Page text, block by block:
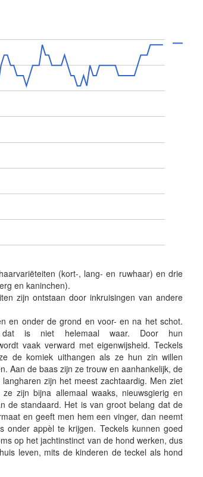
(kort-, lang- en ruwhaar) en drie
en kaninchen).
zijn ontstaan door inkruisingen van andere
en onder de grond en voor- en na het schot.
is niet helemaal waar. Door hun
vaak verward met eigenwijsheid. Teckels
de komiek uithangen als ze hun zin willen
Aan de baas zijn ze trouw en aanhankelijk, de
zijn het meest zachtaardig. Men ziet
zijn bijna allemaal waaks, nieuwsgierig en
de standaard. Het is van groot belang dat de
en geeft men hem een vinger, dan neemt
appèl te krijgen. Teckels kunnen goed
op het jachtinstinct van de hond werken, dus
leven, mits de kinderen de teckel als hond